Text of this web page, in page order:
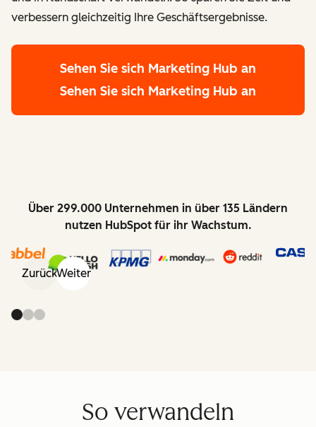
verbessern gleichzeitig Ihre Geschäftsergebnisse.
Sehen Sie sich Marketing Hub an
Sehen Sie sich Marketing Hub an
Über 299.000 Unternehmen in über 135 Ländern
nutzen HubSpot für ihr Wachstum.
ZurückWeiter
So verwandeln